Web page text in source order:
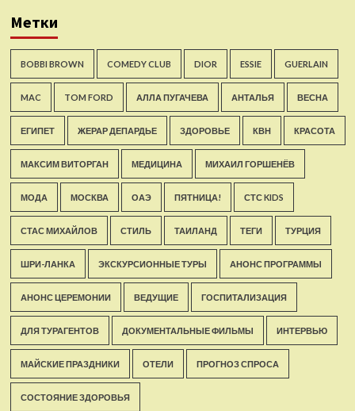
Метки
BOBBI BROWN COMEDY CLUB DIOR ESSIE GUERLAIN
MAC TOM FORD АЛЛА ПУГАЧЕВА АНТАЛЬЯ ВЕСНА
ЕГИПЕТ ЖЕРАР ДЕПАРДЬЕ ЗДОРОВЬЕ КВН КРАСОТА
МАКСИМ ВИТОРГАН МЕДИЦИНА МИХАИЛ ГОРШЕНЁВ
МОДА МОСКВА ОАЭ ПЯТНИЦА! СТС KIDS
СТАС МИХАЙЛОВ СТИЛЬ ТАИЛАНД ТЕГИ ТУРЦИЯ
ШРИ-ЛАНКА ЭКСКУРСИОННЫЕ ТУРЫ АНОНС ПРОГРАММЫ
АНОНС ЦЕРЕМОНИИ ВЕДУЩИЕ ГОСПИТАЛИЗАЦИЯ
ДЛЯ ТУРАГЕНТОВ ДОКУМЕНТАЛЬНЫЕ ФИЛЬМЫ ИНТЕРВЬЮ
МАЙСКИЕ ПРАЗДНИКИ ОТЕЛИ ПРОГНОЗ СПРОСА
СОСТОЯНИЕ ЗДОРОВЬЯ